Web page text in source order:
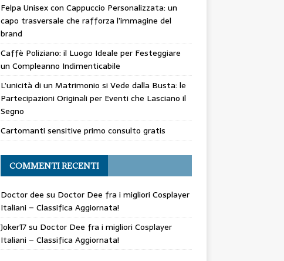
Felpa Unisex con Cappuccio Personalizzata: un
capo trasversale che rafforza l’immagine del
brand
Caffè Poliziano: il Luogo Ideale per Festeggiare
un Compleanno Indimenticabile
L’unicità di un Matrimonio si Vede dalla Busta: le
Partecipazioni Originali per Eventi che Lasciano il
Segno
Cartomanti sensitive primo consulto gratis
COMMENTI RECENTI
Doctor dee su Doctor Dee fra i migliori Cosplayer
Italiani – Classifica Aggiornata!
Joker17su Doctor Dee fra i migliori Cosplayer
Italiani – Classifica Aggiornata!